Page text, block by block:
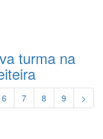
turma na
6 7 8 9 >